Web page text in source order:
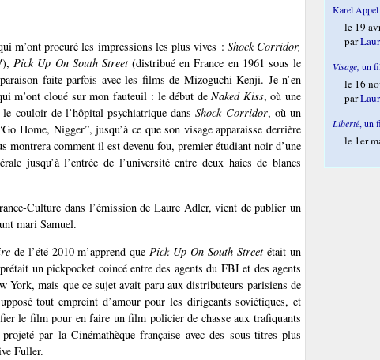
m’ont procuré les impressions les plus vives : Shock Corridor,
),Pick Up On South Street(distribué en France en 1961 sous le
faite parfois avec les films de Mizoguchi Kenji. Je n’en
m’ont cloué sur mon fauteuil : le début deNaked Kiss, où une
le couloir de l’hôpital psychiatrique dansShock Corridor, où un
Home, Nigger”, jusqu’à ce que son visage apparaisse derrière
comment il est devenu fou, premier étudiant noir d’une
jusqu’à l’entrée de l’université entre deux haies de blancs
Culture dans l’émission de Laure Adler, vient de publier un
mari Samuel.
de l’été 2010 m’apprend quePick Up On South Streetétait un
un pickpocket coincé entre des agents du FBI et des agents
York, mais que ce sujet avait paru aux distributeurs parisiens de
tout empreint d’amour pour les dirigeants soviétiques, et
le film pour en faire un film policier de chasse aux trafiquants
par la Cinémathèque française avec des sous-titres plus
Fuller.
Karel
le 19
par
Visage, un
le 16
par
Liberté, un
le 1er